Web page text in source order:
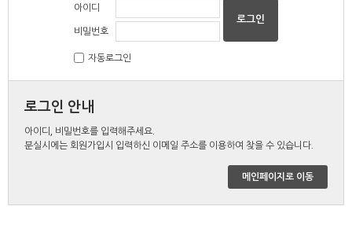
아이디
비밀번호
자동로그인
로그인 안내
아이디, 비밀번호를 입력해주세요.
분실시에는 회원가입시 입력하신 이메일 주소를 이용하여 찾을 수 있습니다.
메인페이지로 이동